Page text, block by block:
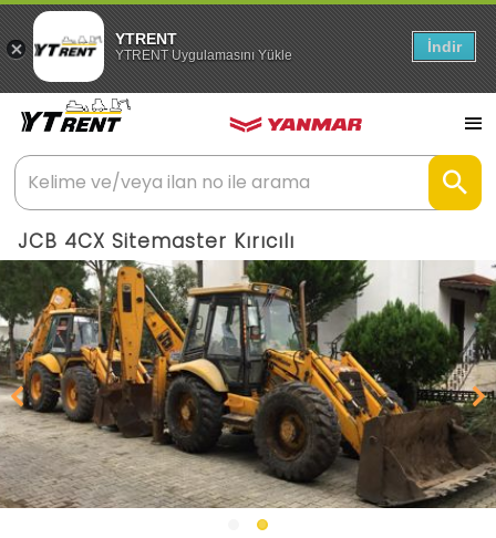
YTRENT
YTRENT Uygulamasını Yükle İndir
JCB 4CX Sitemaster Kırıcılı